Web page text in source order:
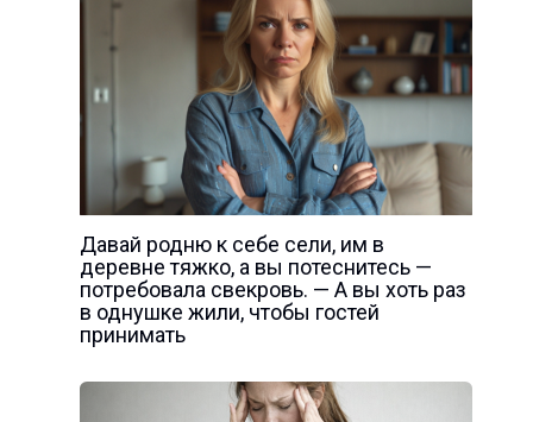
Давай родню к себе сели, им в
деревне тяжко, а вы потеснитесь —
потребовала свекровь. — А вы хоть раз
в однушке жили, чтобы гостей
принимать